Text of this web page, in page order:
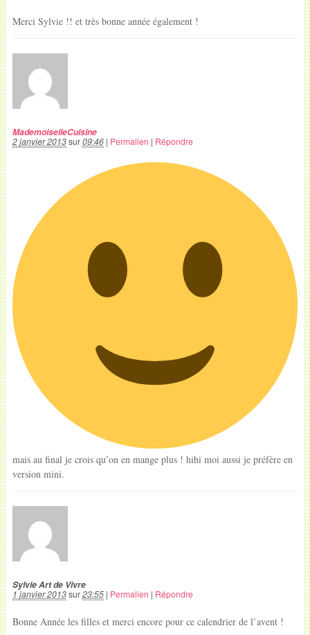
Merci Sylvie !! et très bonne année également !
MademoiselleCuisine
2 janvier 2013sur09:46| Permalien | Répondre
mais au final je crois qu’on en mange plus ! hihi moi aussi je préfère en
version mini.
Sylvie Art de Vivre
1 janvier 2013sur23:55| Permalien | Répondre
Bonne Année les filles et merci encore pour ce calendrier de l’avent !